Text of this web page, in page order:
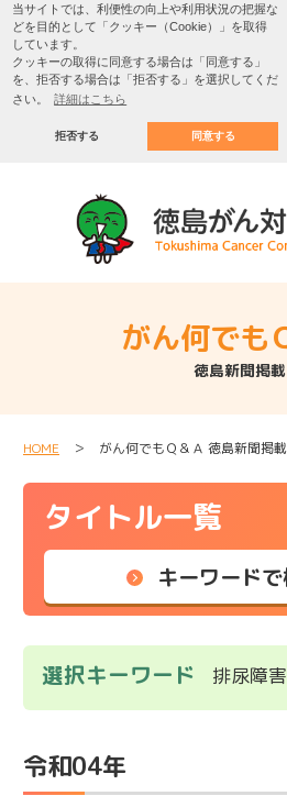
当サイトでは、利便性の向上や利用状況の把握な
どを目的として「クッキー（Cookie）」を取得
しています。
クッキーの取得に同意する場合は「同意する」
を、拒否する場合は「拒否する」を選択してくだ
さい。
詳細はこちら
拒否する 同意する
がん何でも
徳島新聞掲載
HOME ＞ がん何でもＱ＆Ａ 徳島新聞掲載
タイトル一覧
キーワード
選択キーワード 排尿障害
令和04年